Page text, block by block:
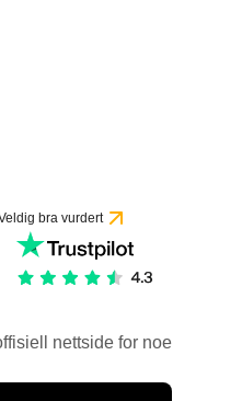
bra vurdert
nettside for noe